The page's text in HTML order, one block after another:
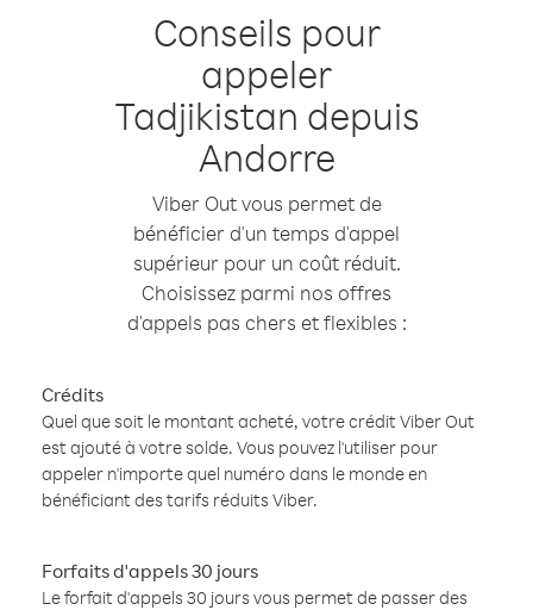
Conseils pour
appeler
Tadjikistan depuis
Andorre
Viber Out vous permet de
bénéficier d'un temps d'appel
supérieur pour un coût réduit.
Choisissez parmi nos offres
d'appels pas chers et flexibles :
Crédits
Quel que soit le montant acheté, votre crédit Viber Out
est ajouté à votre solde. Vous pouvez l'utiliser pour
appeler n'importe quel numéro dans le monde en
bénéficiant des tarifs réduits Viber.
Forfaits d'appels 30 jours
Le forfait d'appels 30 jours vous permet de passer des